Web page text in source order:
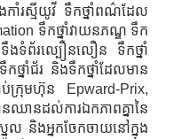
កាំរស្មីយូវី ទឹកថ្នាំពណ៌ដែល
ទឹកថ្នាំវាយនភណ្ឌ ទឹក
ទឹងទំព័រល្បឿនលឿន ទឹកថ្នាំ
កថ្នាំជ័រ និងទឹកថ្នាំដែលមាន
ប់ក្រុមហ៊ុន Epward-Prix,
ឈានដល់ការឯកភាពគ្នានៃ
នូល និងអ្នកចែកចាយនៅក្នុង